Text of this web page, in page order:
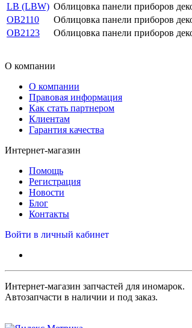
LB (LBW) Облицовка панели приборов
OB2110
Облицовка панели приборов
OB2123
Облицовка панели приборов
О компании
О компании
Правовая информация
Как стать партнером
Клиентам
Гарантия качества
Интернет-магазин
Помощь
Регистрация
Новости
Блог
Контакты
Войти в личный кабинет
Интернет-магазин запчастей для иномарок.
Автозапчасти в наличии и под заказ.